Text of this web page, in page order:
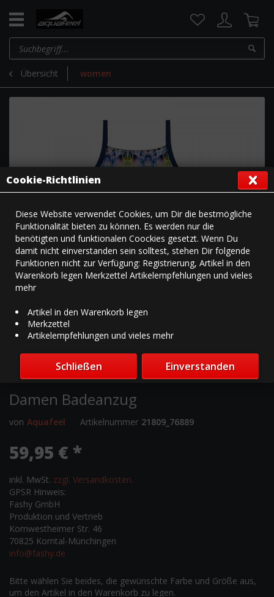
Übersicht women
Damen Badeanzug
von Aquafeel Artikelnummer 21809_76889
59,95 € *
inkl. MwSt. zzgl. Versandkosten.
GPSR Hinweis:
Fashy GmbH
Produktion und Vertrieb
Kornwestheimer Str. 46
70825 Korntal-Münchingen
info@fashy.de
Bitte wählen Sie beides, die gewünschte Farbe und Größe aus,
um den Artikel in den Warenkorb zu legen.
Cookie-Richtlinien
Diese Website verwendet Cookies, um Dir die bestmögliche
Funktionalität bieten zu können. Es werden nur die
benötigten und funktionalen Coockies gesetzt. Wenn Du
damit nicht einverstanden sein solltest, stehen Dir folgende
Funktionen nicht zur Verfügung: Registrierung, Artikel in den
Warenkorb legen Merkzettel Artikelempfehlungen und vieles
mehr
Artikel in den Warenkorb legen
Merkzettel
Artikelempfehlungen und vieles mehr
Einverstanden
Schließen